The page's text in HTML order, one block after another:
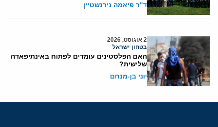
ד"ר פיאמה נירנשטיין
2 אוגוסט, 2026
בטחון ישראל
האם הפלסטינים עומדים לפתוח באינתיפאדה
שלישית?
יוני בן-מנחם